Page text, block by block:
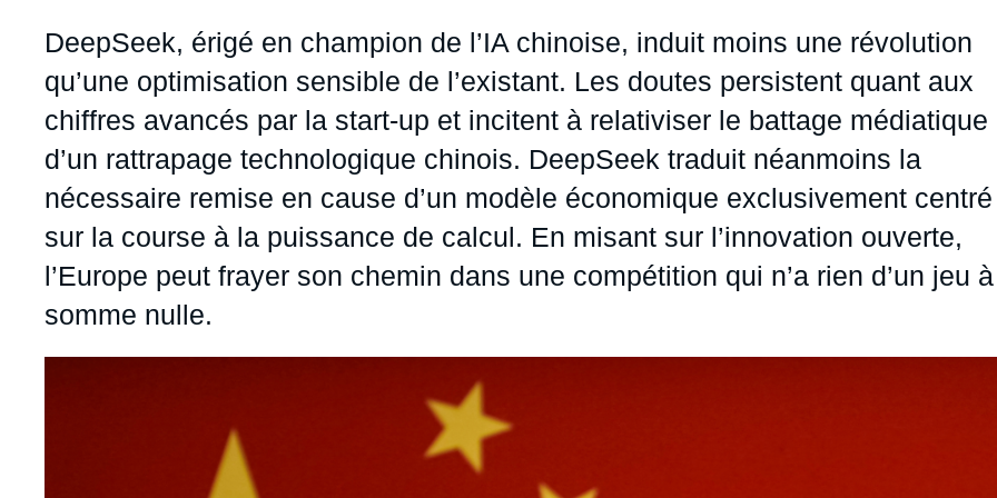
Partenariats et réseaux
Nous soutenir en tant que professionnel
Ramses
Politique étrangère
Podcast
Intelligence artificielle
Guerre en Ukraine
OTAN
Europe
Russie - Eurasie
Afrique du Nord et Moyen-Orient
Accroche
DeepSeek, érigé en champion de l’IA chinoise, induit moins une révolution
qu’une optimisation sensible de l’existant. Les doutes persistent quant aux
chiffres avancés par la start-up et incitent à relativiser le battage médiatique
d’un rattrapage technologique chinois. DeepSeek traduit néanmoins la
nécessaire remise en cause d’un modèle économique exclusivement centré
sur la course à la puissance de calcul. En misant sur l’innovation ouverte,
l’Europe peut frayer son chemin dans une compétition qui n’a rien d’un jeu à
somme nulle.